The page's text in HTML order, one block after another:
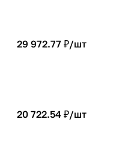
29 972.77 ₽/шт
20 722.54 ₽/шт